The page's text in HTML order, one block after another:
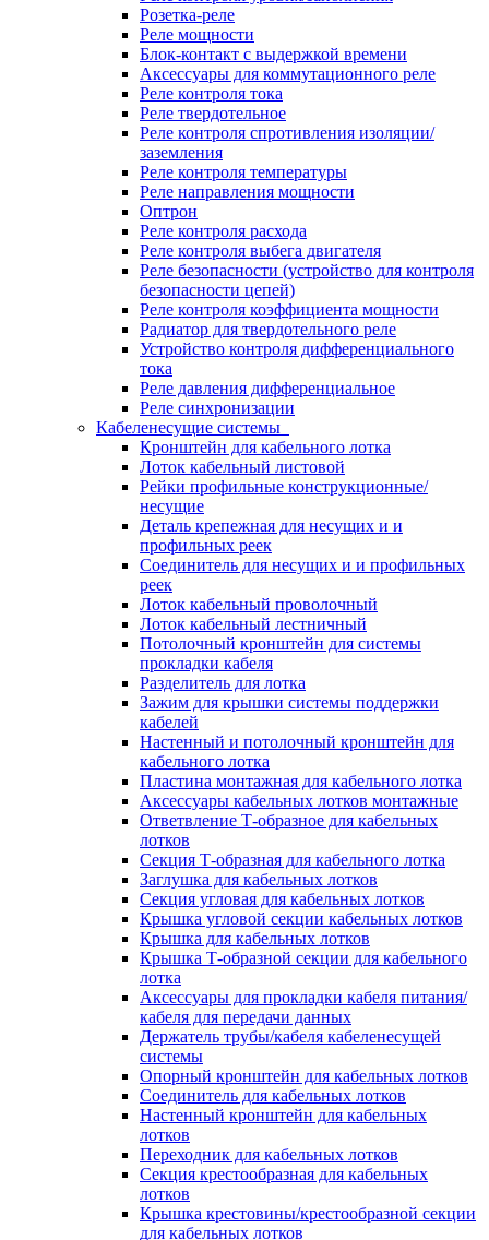
Розетка-реле
Реле мощности
Блок-контакт с выдержкой времени
Аксессуары для коммутационного реле
Реле контроля тока
Реле твердотельное
Реле контроля спротивления изоляции/
заземления
Реле контроля температуры
Реле направления мощности
Оптрон
Реле контроля расхода
Реле контроля выбега двигателя
Реле безопасности (устройство для контроля
безопасности цепей)
Реле контроля коэффициента мощности
Радиатор для твердотельного реле
Устройство контроля дифференциального
тока
Реле давления дифференциальное
Реле синхронизации
Кабеленесущие системы
Кронштейн для кабельного лотка
Лоток кабельный листовой
Рейки профильные конструкционные/
несущие
Деталь крепежная для несущих и и
профильных реек
Соединитель для несущих и и профильных
реек
Лоток кабельный проволочный
Лоток кабельный лестничный
Потолочный кронштейн для системы
прокладки кабеля
Разделитель для лотка
Зажим для крышки системы поддержки
кабелей
Настенный и потолочный кронштейн для
кабельного лотка
Пластина монтажная для кабельного лотка
Аксессуары кабельных лотков монтажные
Ответвление Т-образное для кабельных
лотков
Секция Т-образная для кабельного лотка
Заглушка для кабельных лотков
Секция угловая для кабельных лотков
Крышка угловой секции кабельных лотков
Крышка для кабельных лотков
Крышка Т-образной секции для кабельного
лотка
Аксессуары для прокладки кабеля питания/
кабеля для передачи данных
Держатель трубы/кабеля кабеленесущей
системы
Опорный кронштейн для кабельных лотков
Соединитель для кабельных лотков
Настенный кронштейн для кабельных
лотков
Переходник для кабельных лотков
Секция крестообразная для кабельных
лотков
Крышка крестовины/крестообразной секции
для кабельных лотков